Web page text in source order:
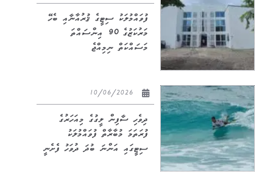
ފުވައްމުލަކު ސިޓީގެ ޤުރުއާނާއި ބެހޭ
މަރުކަޒުގެ 90 އިންސައްތަ
މަސައްކަތް ނިމިއްޖެ
ދިވެހި ސާފިން ލީގުގެ މިއަހަރުގެ
ފުރަތަމަ މުބާރާތް ފުވައްމުލަކު
ސިޓީގައި އަންނަ ބުދަ ދުވަހު ފެށެނީ